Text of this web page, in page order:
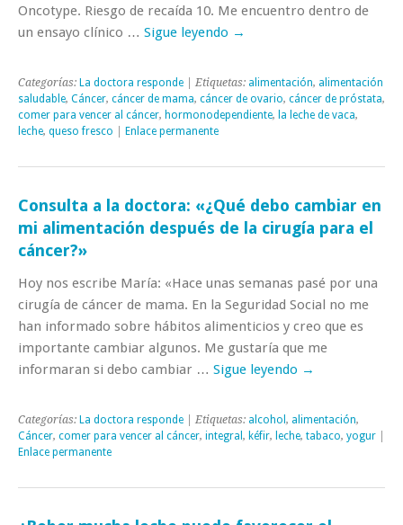
Oncotype. Riesgo de recaída 10. Me encuentro dentro de
un ensayo clínico … Sigue leyendo →
Categorías: La doctora responde | Etiquetas: alimentación, alimentación
saludable, Cáncer, cáncer de mama, cáncer de ovario, cáncer de próstata,
comer para vencer al cáncer, hormonodependiente, la leche de vaca,
leche, queso fresco Enlace permanente
Consulta a la doctora: «¿Qué debo cambiar en
mi alimentación después de la cirugía para el
cáncer?»
Hoy nos escribe María: «Hace unas semanas pasé por una
cirugía de cáncer de mama. En la Seguridad Social no me
han informado sobre hábitos alimenticios y creo que es
importante cambiar algunos. Me gustaría que me
informaran si debo cambiar … Sigue leyendo →
Categorías: La doctora responde | Etiquetas: alcohol , alimentación,
Cáncer, comer para vencer al cáncer, integral , kéfir, leche, tabaco, yogur
Enlace permanente